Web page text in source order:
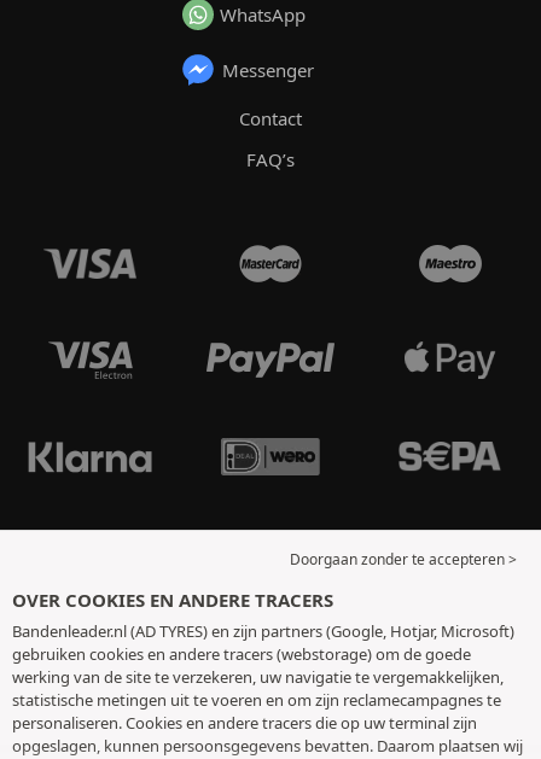
WhatsApp
Messenger
Contact
FAQ’s
Doorgaan zonder te accepteren >
OVER COOKIES EN ANDERE TRACERS
Bandenleader.nl (AD TYRES) en zijn partners (Google, Hotjar, Microsoft)
gebruiken cookies en andere tracers (webstorage) om de goede
werking van de site te verzekeren, uw navigatie te vergemakkelijken,
statistische metingen uit te voeren en om zijn reclamecampagnes te
personaliseren. Cookies en andere tracers die op uw terminal zijn
opgeslagen, kunnen persoonsgegevens bevatten. Daarom plaatsen wij